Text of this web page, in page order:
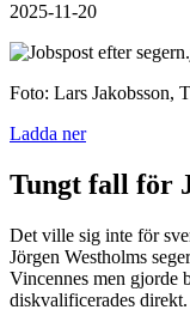
2025-11-20
Foto: Lars Jakobsson,
Ladda ner
Tungt fall för
Det ville sig inte för
Jörgen Westholms
Vincennes men gjorde
diskvalificerades direkt.